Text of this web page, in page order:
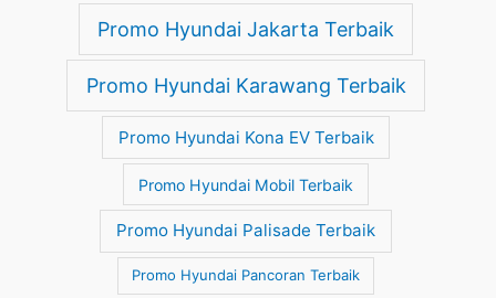
Promo Hyundai Jakarta Terbaik
Promo Hyundai Karawang Terbaik
Promo Hyundai Kona EV Terbaik
Promo Hyundai Mobil Terbaik
Promo Hyundai Palisade Terbaik
Promo Hyundai Pancoran Terbaik